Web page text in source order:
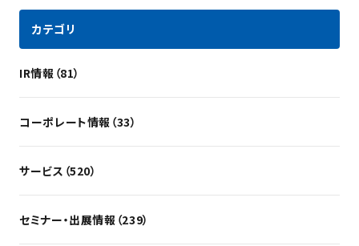
カテゴリ
IR情報（81）
コーポレート情報（33）
サービス（520）
セミナー・出展情報（239）